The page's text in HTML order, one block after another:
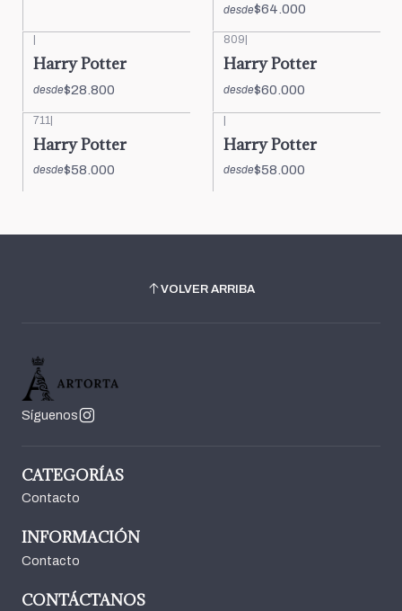
desde$64.000
Harry Potter
desde$28.800
809
Harry Potter
desde$60.000
711 |
Harry Potter
desde$58.000
|
Harry Potter
desde$58.000
VOLVER ARRIBA
Síguenos
CATEGORÍAS
Contacto
INFORMACIÓN
Contacto
CONTÁCTANOS